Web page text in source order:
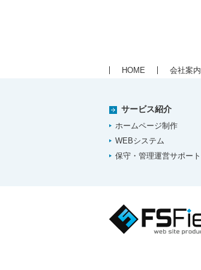
HOME 会社案内
サービス紹介
ホームページ制作
WEBシステム
保守・管理運営サポート